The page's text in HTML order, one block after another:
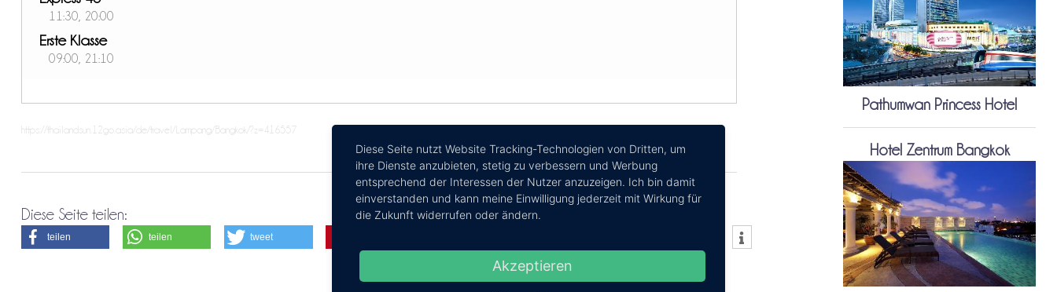
11:30, 20:00
Erste Klasse
09:00, 21:10
https://thailandsun.12go.asia/de/travel/Lampang/Bangkok/?z=416557
Diese Seite teilen:
teilen teilen tweet
Pathumwan Princess Hotel
Hotel Zentrum Bangkok
Diese Seite nutzt Website Tracking-Technologien von Dritten, um
ihre Dienste anzubieten, stetig zu verbessern und Werbung
entsprechend der Interessen der Nutzer anzuzeigen. Ich bin damit
einverstanden und kann meine Einwilligung jederzeit mit Wirkung für
die Zukunft widerrufen oder ändern.
Akzeptieren